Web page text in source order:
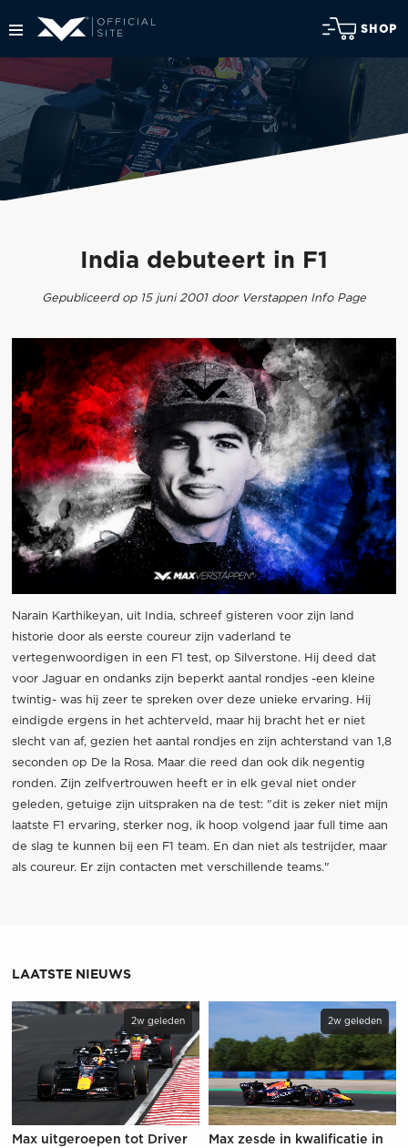
SHOP
India debuteert in F1
Gepubliceerd op 15 juni 2001 door Verstappen Info Page
Narain Karthikeyan, uit India, schreef gisteren voor zijn land
historie door als eerste coureur zijn vaderland te
vertegenwoordigen in een F1 test, op Silverstone. Hij deed dat
voor Jaguar en ondanks zijn beperkt aantal rondjes -een kleine
twintig- was hij zeer te spreken over deze unieke ervaring. Hij
eindigde ergens in het achterveld, maar hij bracht het er niet
slecht van af, gezien het aantal rondjes en zijn achterstand van 1,8
seconden op De la Rosa. Maar die reed dan ook dik negentig
ronden. Zijn zelfvertrouwen heeft er in elk geval niet onder
geleden, getuige zijn uitspraken na de test: "dit is zeker niet mijn
laatste F1 ervaring, sterker nog, ik hoop volgend jaar full time aan
de slag te kunnen bij een F1 team. En dan niet als testrijder, maar
als coureur. Er zijn contacten met verschillende teams."
LAATSTE NIEUWS
2w geleden
Max uitgeroepen tot Driver
2w geleden
Max zesde in kwalificatie in